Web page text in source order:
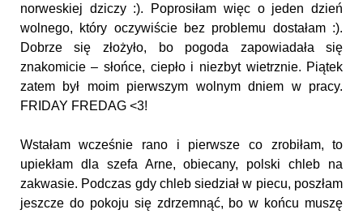
norweskiej dziczy :). Poprosiłam więc o jeden dzień
wolnego, który oczywiście bez problemu dostałam :).
Dobrze się złożyło, bo pogoda zapowiadała się
znakomicie – słońce, ciepło i niezbyt wietrznie. Piątek
zatem był moim pierwszym wolnym dniem w pracy.
FRIDAY FREDAG <3!
Wstałam wcześnie rano i pierwsze co zrobiłam, to
upiekłam dla szefa Arne, obiecany, polski chleb na
zakwasie. Podczas gdy chleb siedział w piecu, poszłam
jeszcze do pokoju się zdrzemnąć, bo w końcu muszę